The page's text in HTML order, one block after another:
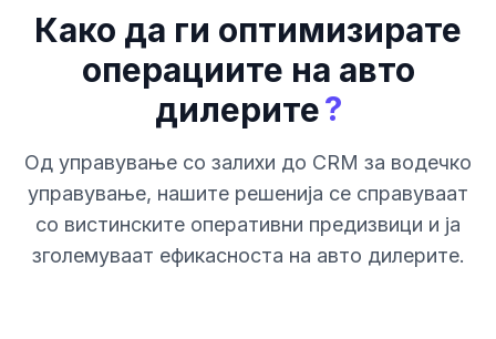
Како да ги оптимизирате
операциите на авто
дилерите?
Од управување со залихи до CRM за водечко
управување, нашите решенија се справуваат
со вистинските оперативни предизвици и ја
зголемуваат ефикасноста на авто дилерите.